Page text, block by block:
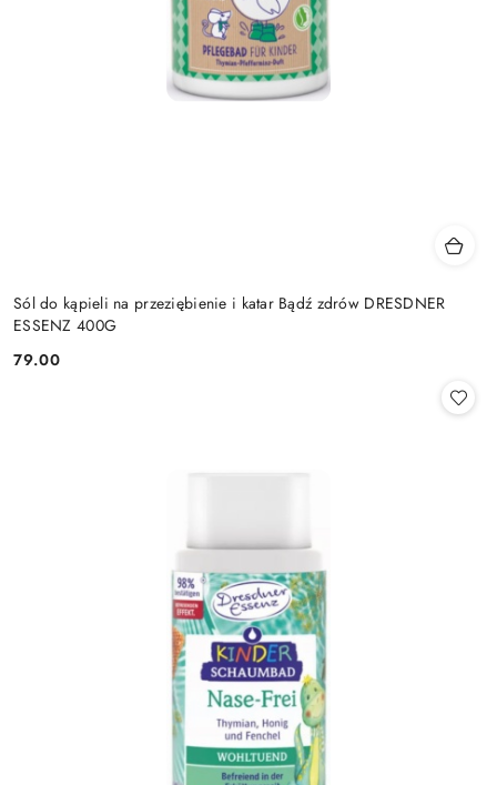
Sól do kąpieli na przeziębienie i katar Bądź zdrów DRESDNER
ESSENZ 400G
Cena:
79.00